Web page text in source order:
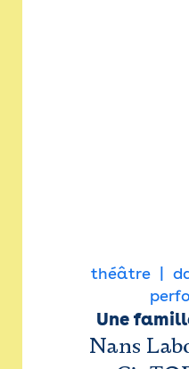
théâtre
Une
Nans